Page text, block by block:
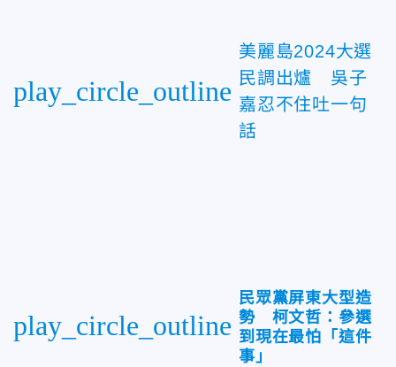
play_circle_outline
美麗島2024大選
民調出爐 吳子
嘉忍不住吐一句
話
play_circle_outline
民眾黨屏東大型造
勢 柯文哲：參選
到現在最怕「這件
事」